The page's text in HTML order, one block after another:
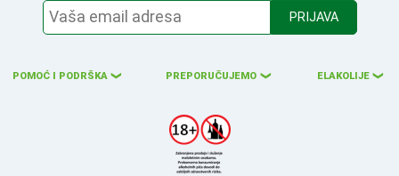
PRIJAVA
POMOĆ I PODRŠKA ❮ PREPORUČUJEMO ❮ ELAKOLIJE ❮